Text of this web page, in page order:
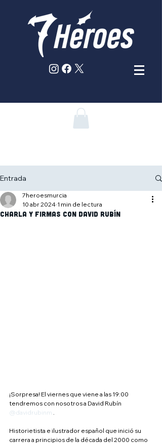
Entrada
Charla y firmas con David Rubín
7heroesmurcia
10 abr 2024 1 min de lectura
¡Sorpresa! El viernes que viene a las 19:00
tendremos con nosotros a David Rubín
@davidrubinm .
Historietista e ilustrador español que inició su
carrera a principios de la década del 2000 como